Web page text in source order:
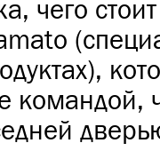
чего
командой,